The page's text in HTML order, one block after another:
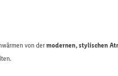
von dermodernen, stylischen